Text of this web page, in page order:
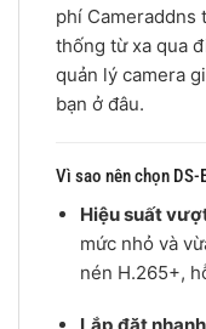
phí Cameraddns
thống từ xa qua
quản lý camera
bạn ở đâu.
Vì sao nên chọn
Hiệu suất
mức nhỏ và
nén H.265+,